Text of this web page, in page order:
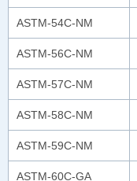
ASTM-54C-NM
ASTM-56C-NM
ASTM-57C-NM
ASTM-58C-NM
ASTM-59C-NM
ASTM-60C-GA